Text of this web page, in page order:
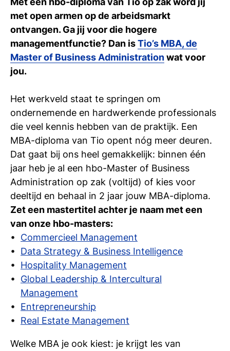
En waar kun je dan aan het werk? Bij:
Vastgoedbeheerorganisaties
Woningcorporaties
Woningmakelaardij
Vastgoedbeleggingsbureaus
Organisaties in projectontwikkeling
(Rijks)overheid
Banken
Verzekeringsmaatschappijen
Eigen makelaarskantoor/onderneming
Wil je registermakelaar worden?
Als je in Nederland gecertificeerd Register-
Makelaar wil worden, moet je drie diploma’s
halen bij SVMNIVO: Basistheorie
Vastgoeddeskundige, Specialisatie Wonen
en Praktijktoets Wonen. Wanneer je deze drie
diploma’s behaald hebt, kun jij je als
gecertificeerd makelaar laten inschrijven bij het
kwaliteitsregister VastgoedCert. Handig om te
weten is dat in de hbo-opleiding Makelaardij en
Vastgoed je de vakken volgt van de
de drie diploma’s hierboven).
met open armen op de arbeidsmarkt
ontvangen. Ga jij voor die hogere
managementfunctie? Dan isTio’s MBA, de
Master of Business Administrationwat voor
jou.
Het werkveld staat te springen om
ondernemende en hardwerkende professionals
die veel kennis hebben van de praktijk. Een
MBA-diploma van Tio opent nóg meer deuren.
Dat gaat bij ons heel gemakkelijk: binnen één
jaar heb je al een hbo-Master of Business
Administration op zak (voltijd) of kies voor
deeltijd en behaal in 2 jaar jouw MBA-diploma.
Zet een mastertitel achter je naam met een
van onze hbo-masters:
Commercieel Management
Data Strategy & Business Intelligence
Hospitality Management
Global Leadership & Intercultural
Management
Entrepreneurship
Real Estate Management
Welke MBA je ook kiest: je krijgt les van